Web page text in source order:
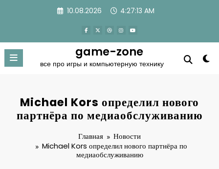
10.08.2026 4:27:14 AM
game-zone
все про игры и компьютерную технику
Michael Kors определил нового
партнёра по медиаобслуживанию
Главная
Новости
Michael Kors определил нового партнёра по
медиаобслуживанию